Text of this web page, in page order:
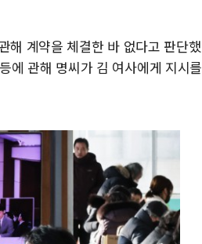
해 계약을 체결한 바 없다고 판단했
에 관해 명씨가 김 여사에게 지시를